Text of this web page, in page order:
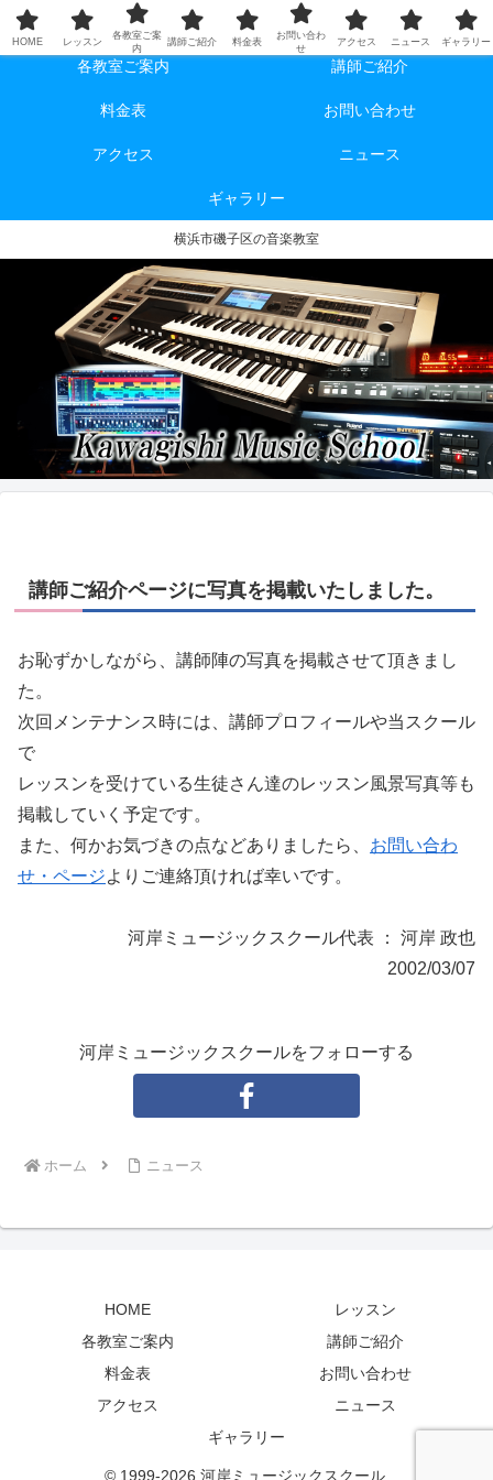
横浜市磯子区の音楽教室
HOME レッスン
各教室ご案内 講師ご紹介
料金表 お問い合わせ
アクセス ニュース
ギャラリー
講師ご紹介ページに写真を掲載いたしました。
お恥ずかしながら、講師陣の写真を掲載させて頂きまし
た。
次回メンテナンス時には、講師プロフィールや当スクール
で
レッスンを受けている生徒さん達のレッスン風景写真等も
掲載していく予定です。
また、何かお気づきの点などありましたら、 お問い合わ
せ・ページよりご連絡頂ければ幸いです。
河岸ミュージックスクール代表 ： 河岸 政也
2002/03/07
河岸ミュージックスクールをフォローする
ホーム ニュース
HOME
レッスン
各教室ご案内
講師ご紹介
料金表
お問い合わせ
アクセス
ニュース
ギャラリー
© 1999-2026 河岸ミュージックスクール.
HOME レッスン
各教室ご案
内
講師ご紹介 料金表
お問い合わ
せ
アクセス ニュース ギャラリー